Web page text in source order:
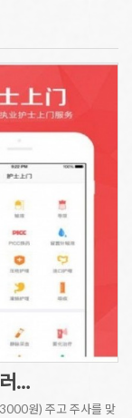
…
원) 주고 주사를 맞